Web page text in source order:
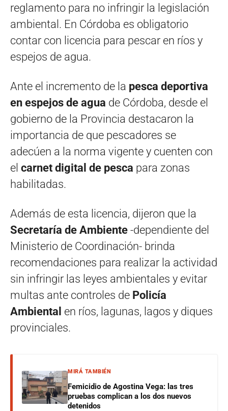
reglamento para no infringir la legislación
ambiental. En Córdoba es obligatorio
contar con licencia para pescar en ríos y
espejos de agua.
Ante el incremento de la pesca deportiva
en espejos de agua de Córdoba, desde el
gobierno de la Provincia destacaron la
importancia de que pescadores se
adecúen a la norma vigente y cuenten con
el carnet digital de pesca para zonas
habilitadas.
Además de esta licencia, dijeron que la
Secretaría de Ambiente -dependiente del
Ministerio de Coordinación- brinda
recomendaciones para realizar la actividad
sin infringir las leyes ambientales y evitar
multas ante controles de Policía
Ambiental en ríos, lagunas, lagos y diques
provinciales.
MIRÁ TAMBIÉN
Femicidio de Agostina Vega: las tres
pruebas complican a los dos nuevos
detenidos